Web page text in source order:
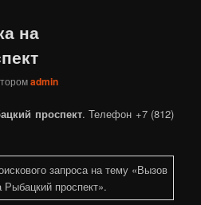
на
admin
проспект. Телефон +7 (812)